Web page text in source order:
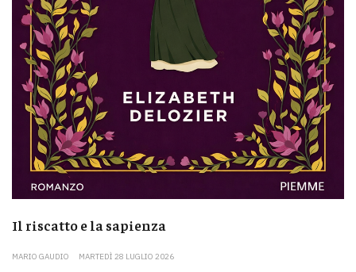
Il riscatto e la sapienza
MARIO GAUDIO MARTEDÌ 28 LUGLIO 2026